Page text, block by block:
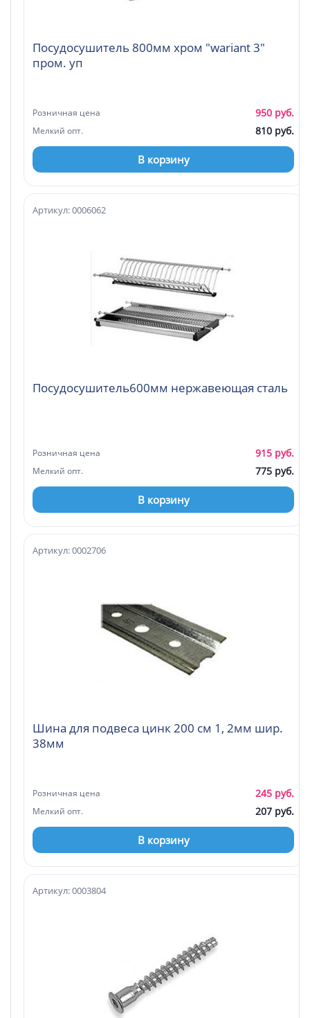
Посудосушитель 800мм хром "wariant 3"
пром. уп
Розничная цена 950 руб.
Мелкий опт. 810 руб.
В корзину
Посудосушитель600мм нержавеющая сталь
Артикул: 0006062
Розничная цена 915 руб.
Мелкий опт. 775 руб.
В корзину
Шина для подвеса цинк 200 см 1, 2мм шир.
38мм
Артикул: 0002706
Розничная цена 245 руб.
Мелкий опт. 207 руб.
В корзину
Артикул: 0003804